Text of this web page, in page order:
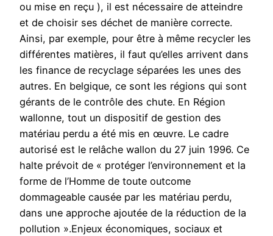
ou mise en reçu ), il est nécessaire de atteindre
et de choisir ses déchet de manière correcte.
Ainsi, par exemple, pour être à même recycler les
différentes matières, il faut qu’elles arrivent dans
les finance de recyclage séparées les unes des
autres. En belgique, ce sont les régions qui sont
gérants de le contrôle des chute. En Région
wallonne, tout un dispositif de gestion des
matériau perdu a été mis en œuvre. Le cadre
autorisé est le relâche wallon du 27 juin 1996. Ce
halte prévoit de « protéger l’environnement et la
forme de l’Homme de toute outcome
dommageable causée par les matériau perdu,
dans une approche ajoutée de la réduction de la
pollution ».Enjeux économiques, sociaux et